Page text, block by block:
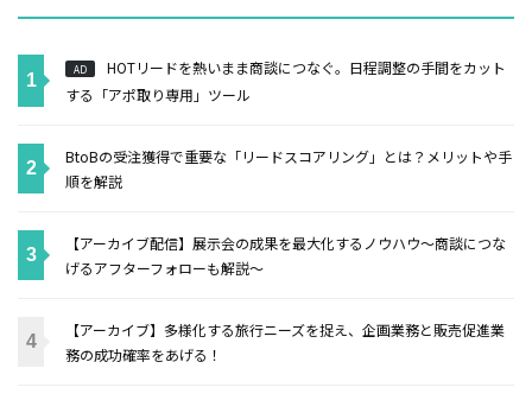
AD
HOTリードを熱いまま商談につなぐ。日程調整の手間をカット
する「アポ取り専用」ツール
BtoBの受注獲得で重要な「リードスコアリング」とは？メリットや手
順を解説
【アーカイブ配信】展示会の成果を最大化するノウハウ～商談につな
げるアフターフォローも解説～
【アーカイブ】多様化する旅行ニーズを捉え、企画業務と販売促進業
務の成功確率をあげる！